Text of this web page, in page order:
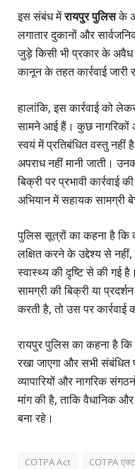
इस संबंध मेंरायपुर पुलिसके
लगातार दुकानों और
जुड़े किसी भी प्रकार के अवैध
कानून के तहत कार्रवाई जारी
हालांकि, इस कार्रवाई को
सामने आई हैं। कुछ नागरिकों
स्वयं में प्रतिबंधित वस्तु
अपराध नहीं मानी जाती।
बिक्री पर प्रभावी कार्रवाई
अभियान में सहायक सामग्री
पुलिस सूत्रों का कहना है कि
लक्षित करने के उद्देश्य से
स्वास्थ्य की दृष्टि से की गई
सामग्री की बिक्री या
करती है, तो उस पर
रायपुर पुलिस का कहना है कि
रखा जाएगा और सभी
व्यापारियों और नागरिक
मांग की है, ताकि वैधानिक
बना रहे।
COTPA Act COTPA एक्ट